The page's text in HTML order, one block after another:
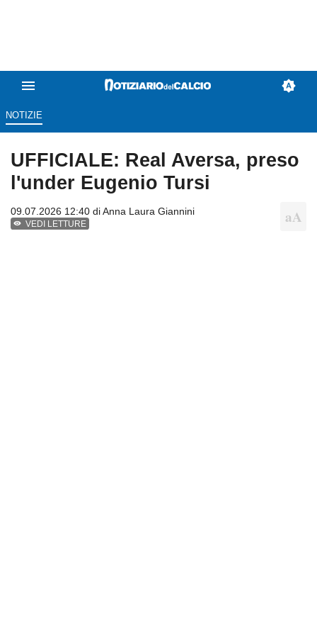
NOTIZIE
UFFICIALE: Real Aversa, preso
l'under Eugenio Tursi
09.07.2026 12:40 diAnna Laura Giannini
VEDI LETTURE